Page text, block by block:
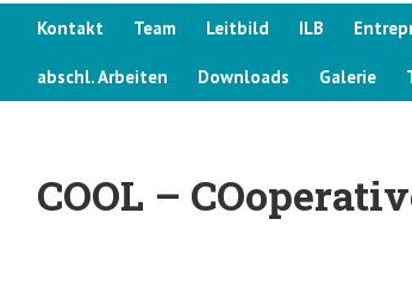
Kontakt Team Leitbild ILB
abschl. Arbeiten Downloads Galerie
COOL –